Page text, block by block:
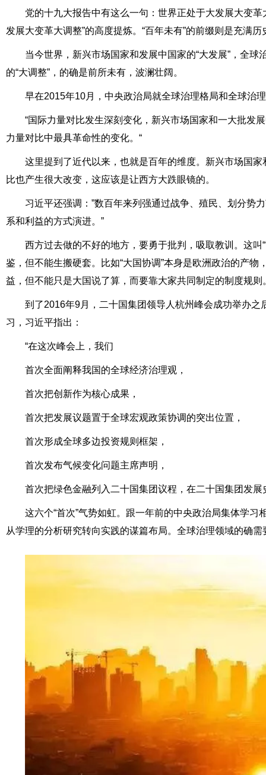
党的十九大报告中有这么一句：世界正处于大发展大变
发展大变革大调整”的高度提炼。“百年未有”的前缀则是充满历
当今世界，新兴市场国家和发展中国家的“大发展”，全
的“大调整”，的确是前所未有，波澜壮阔。
早在2015年10月，中央政治局就全球治理格局和全球治
“国际力量对比发生深刻变化，新兴市场国家和一大批发
力量对比中最具革命性的变化。“
这里提到了近代以来，也就是百年的维度。新兴市场国
比也产生很大改变，这应该是让西方大跌眼镜的。
习近平还强调：”数百年来列强通过战争、殖民、划分势
系和利益的方式演进。”
西方过去做的不好的地方，要勇于批判，吸取教训。这
鉴，但不能生搬硬套。比如“大国协调”本身是欧洲政治的产
益，但不能只是大国说了算，而要靠大家共同制定的制度规则
到了2016年9月，二十国集团领导人杭州峰会成功举办
习，习近平指出：
“在这次峰会上，我们
首次全面阐释我国的全球经济治理观，
首次把创新作为核心成果，
首次把发展议题置于全球宏观政策协调的突出位置，
首次形成全球多边投资规则框架，
首次发布气候变化问题主席声明，
首次把绿色金融列入二十国集团议程，在二十国集团发展
这六个“首次”气势如虹。跟一年前的中央政治局集体学
从学理的分析研究转向实践的谋篇布局。全球治理领域的确需